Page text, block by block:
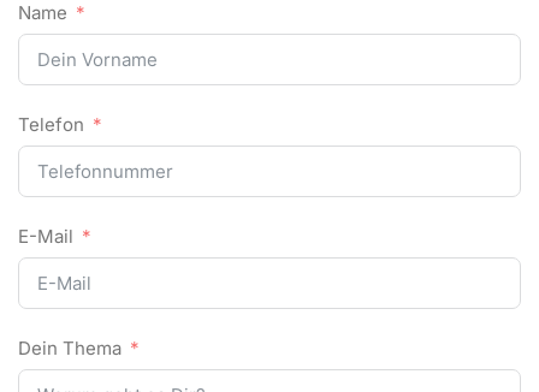
Name
Telefon
E-Mail
Dein Thema